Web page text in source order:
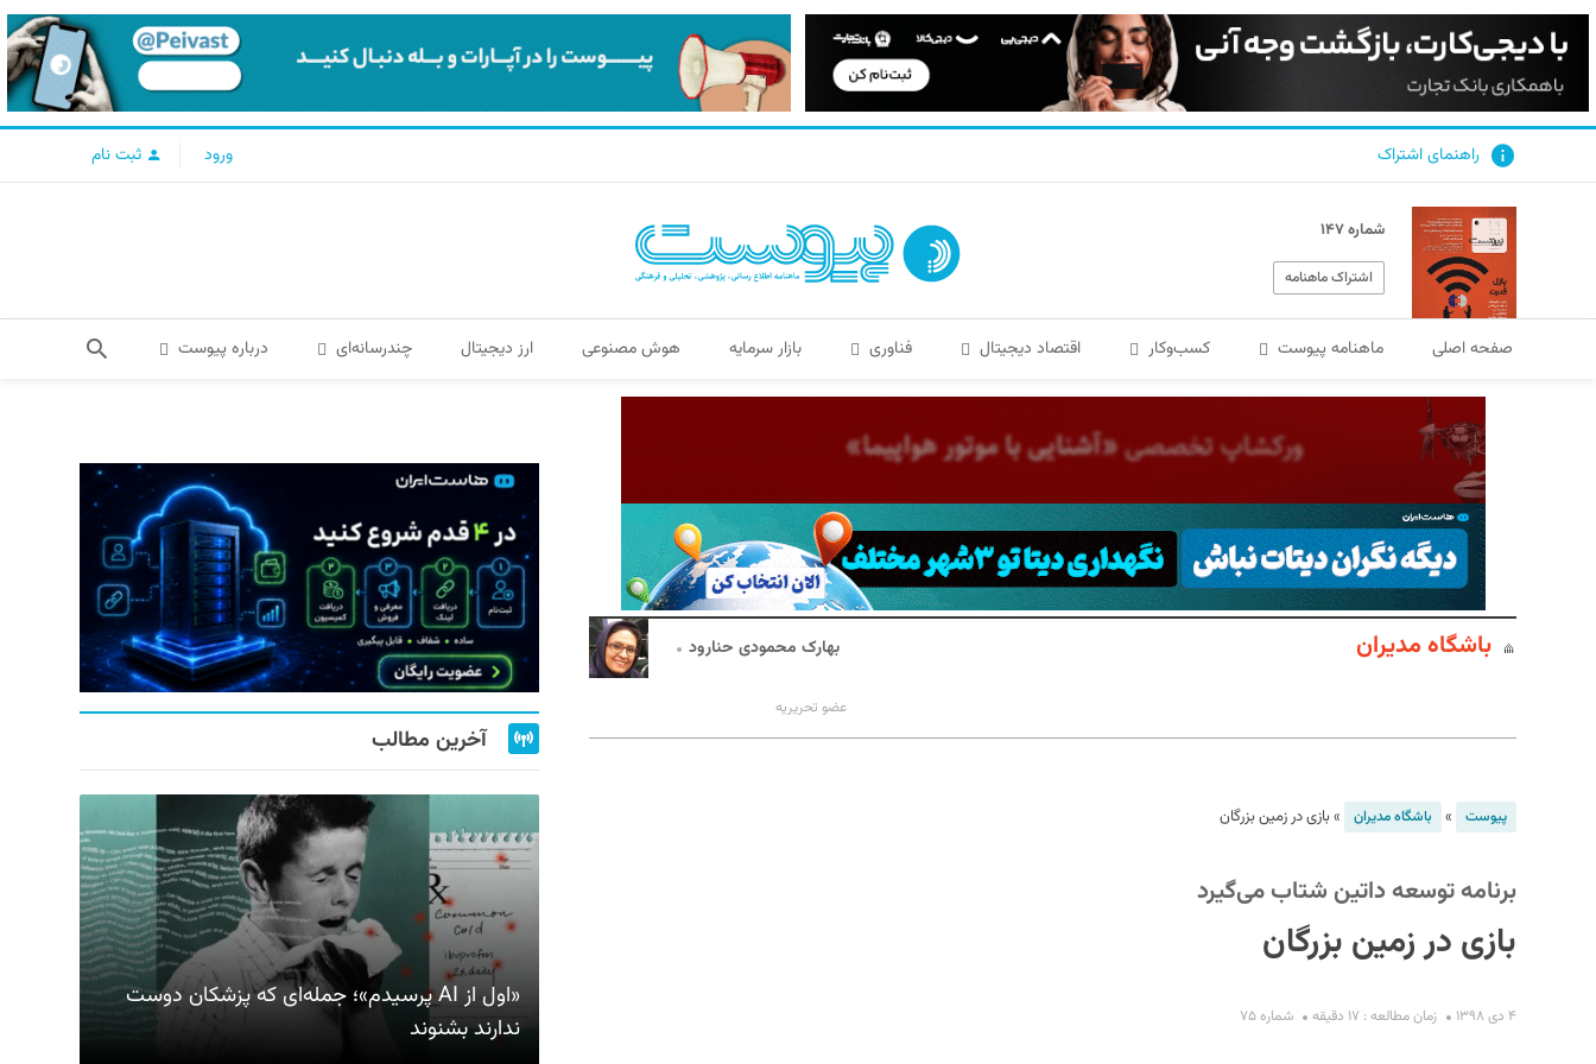
راهنمای اشتراک ورود ثبت نام
شماره ۱۴۷
اشتراک ماهنامه
صفحه اصلی ماهنامه پیوست کسب‌و‌کار اقتصاد دیجیتال فناوری بازار سرمایه هوش مصنوعی ارز دیجیتال چندرسانه‌ای درباره پیوست
باشگاه مدیران بهارک محمودی حنارود
عضو تحریریه
پیوست » باشگاه مدیران »بازی در زمین بزرگان
برنامه توسعه داتین شتاب می‌گیرد
بازی در زمین بزرگان
۴ دی ۱۳۹۸ زمان مطالعه : ۱۷ دقیقه شماره ۷۵
آخرین مطالب
«اول از AI پرسیدم»؛ جمله‌ای که پزشکان دوست
ندارند بشنوند